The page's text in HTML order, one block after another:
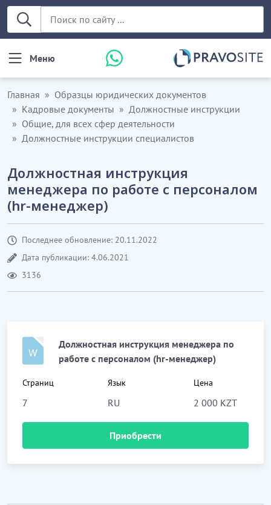
Меню
Главная
Образцы юридических документов
Кадровые документы
Должностные инструкции
Общие, для всех сфер деятельности
Должностные инструкции специалистов
Должностная инструкция
менеджера по работе с персоналом
(hr-менеджер)
Последнее обновление: 20.11.2022
Дата публикации: 4.06.2021
3136
Должностная инструкция менеджера по
работе с персоналом (hr-менеджер)
Страниц
7
Язык
RU
Цена
2 000 KZT
Приобрести